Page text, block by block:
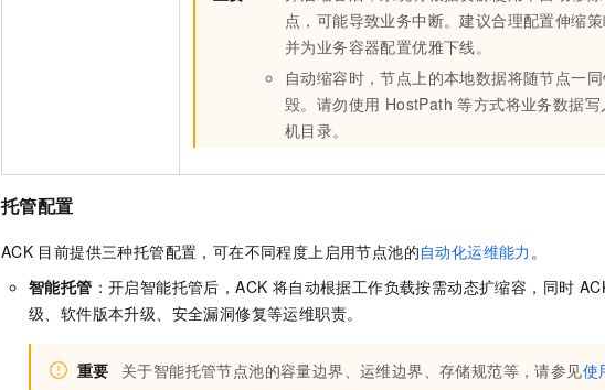
点，可能导致业务中断。建议合理配置伸缩
并为业务容器配置优雅下线。
自动缩容时，节点上的本地数据将随节点一
毁。请勿使用 HostPath 等方式将业务数据写
机目录。
托管配置
ACK 目前提供三种托管配置，可在不同程度上启用节点池的自动化运维能力 。
智能托管 ：开启智能托管后，ACK 将自动根据工作负载按需动态扩缩容，同时
级、软件版本升级、安全漏洞修复等运维职责。
重要 关于智能托管节点池的容量边界、运维边界、存储规范等，请参见使